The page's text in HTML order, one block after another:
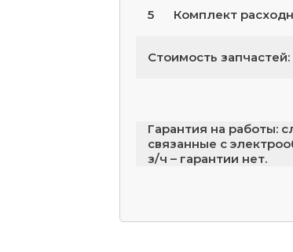
5 Комплект
Стоимость запчастей:
Гарантия на работы:
связанные с
з/ч – гарантии нет.